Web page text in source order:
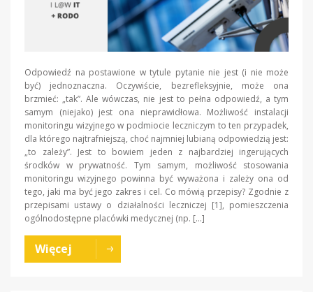
Odpowiedź na postawione w tytule pytanie nie jest (i nie może
być) jednoznaczna. Oczywiście, bezrefleksyjnie, może ona
brzmieć: „tak”. Ale wówczas, nie jest to pełna odpowiedź, a tym
samym (niejako) jest ona nieprawidłowa. Możliwość instalacji
monitoringu wizyjnego w podmiocie leczniczym to ten przypadek,
dla którego najtrafniejszą, choć najmniej lubianą odpowiedzią jest:
„to zależy”. Jest to bowiem jeden z najbardziej ingerujących
środków w prywatność. Tym samym, możliwość stosowania
monitoringu wizyjnego powinna być wyważona i zależy ona od
tego, jaki ma być jego zakres i cel. Co mówią przepisy? Zgodnie z
przepisami ustawy o działalności leczniczej [1], pomieszczenia
ogólnodostępne placówki medycznej (np. […]
Więcej